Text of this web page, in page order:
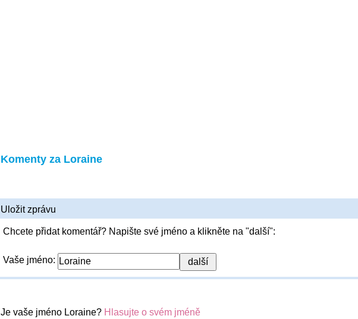
Komenty za Loraine
Uložit zprávu
Chcete přidat komentář? Napište své jméno a klikněte na "další":
Vaše jméno:
Je vaše jméno Loraine? Hlasujte o svém jméně